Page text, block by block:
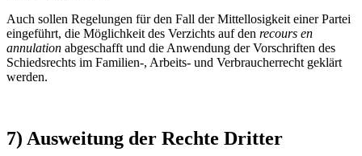
Auch sollen Regelungen für den Fall der Mittellosigkeit einer Partei
eingeführt, die Möglichkeit des Verzichts auf den recours en
annulation abgeschafft und die Anwendung der Vorschriften des
Schiedsrechts im Familien-, Arbeits- und Verbraucherrecht geklärt
werden.
7) Ausweitung der Rechte Dritter